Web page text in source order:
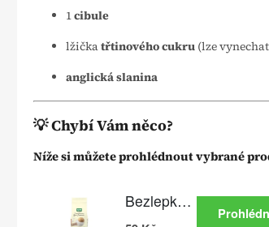
1cibule
lžičkatřtinového cukru (lze
anglická slanina
💡 Chybí Vám něco?
Níže si můžete prohlédnout vybrané